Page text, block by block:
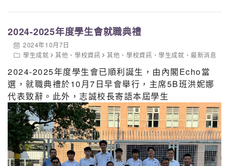
2024-2025年度學生會就職典禮
2024年10月7日
學生成就
其他 、學校資訊 其他 、學校資訊 、學生成就 、最新消息
2024-2025年度學生會已順利誕生，由內閣Echo當
選，就職典禮於10月7日早會舉行，主席5B班洪妮娜
代表致辭。此外，志誠校長寄語本屆學生